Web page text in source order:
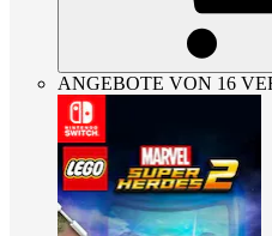
ANGEBOTE VON 16